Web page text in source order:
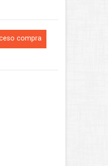
compra